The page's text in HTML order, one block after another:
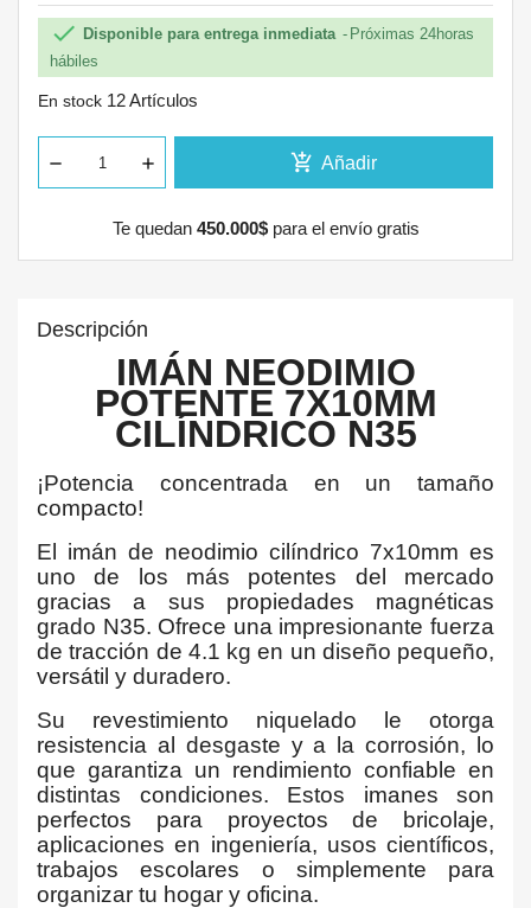
 Disponible para entrega inmediata
Próximas 24horas
hábiles
En stock 12 Artículos
add_shopping_cart Añadir
Te quedan 450.000$para el envío gratis
Descripción
IMÁN NEODIMIO
POTENTE 7X10MM
CILÍNDRICO N35
¡Potencia concentrada en un tamaño
compacto!
El imán de neodimio cilíndrico 7x10mm es
uno de los más potentes del mercado
gracias a sus propiedades magnéticas
grado N35. Ofrece una impresionante fuerza
de tracción de 4.1 kg en un diseño pequeño,
versátil y duradero.
Su revestimiento niquelado le otorga
resistencia al desgaste y a la corrosión, lo
que garantiza un rendimiento confiable en
distintas condiciones. Estos imanes son
perfectos para proyectos de bricolaje,
aplicaciones en ingeniería, usos científicos,
trabajos escolares o simplemente para
organizar tu hogar y oficina.